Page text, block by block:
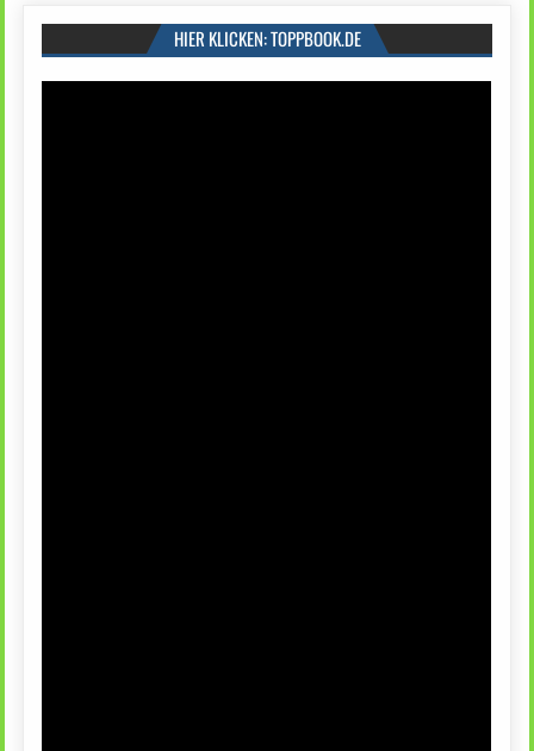
HIER KLICKEN: TOPPBOOK.DE